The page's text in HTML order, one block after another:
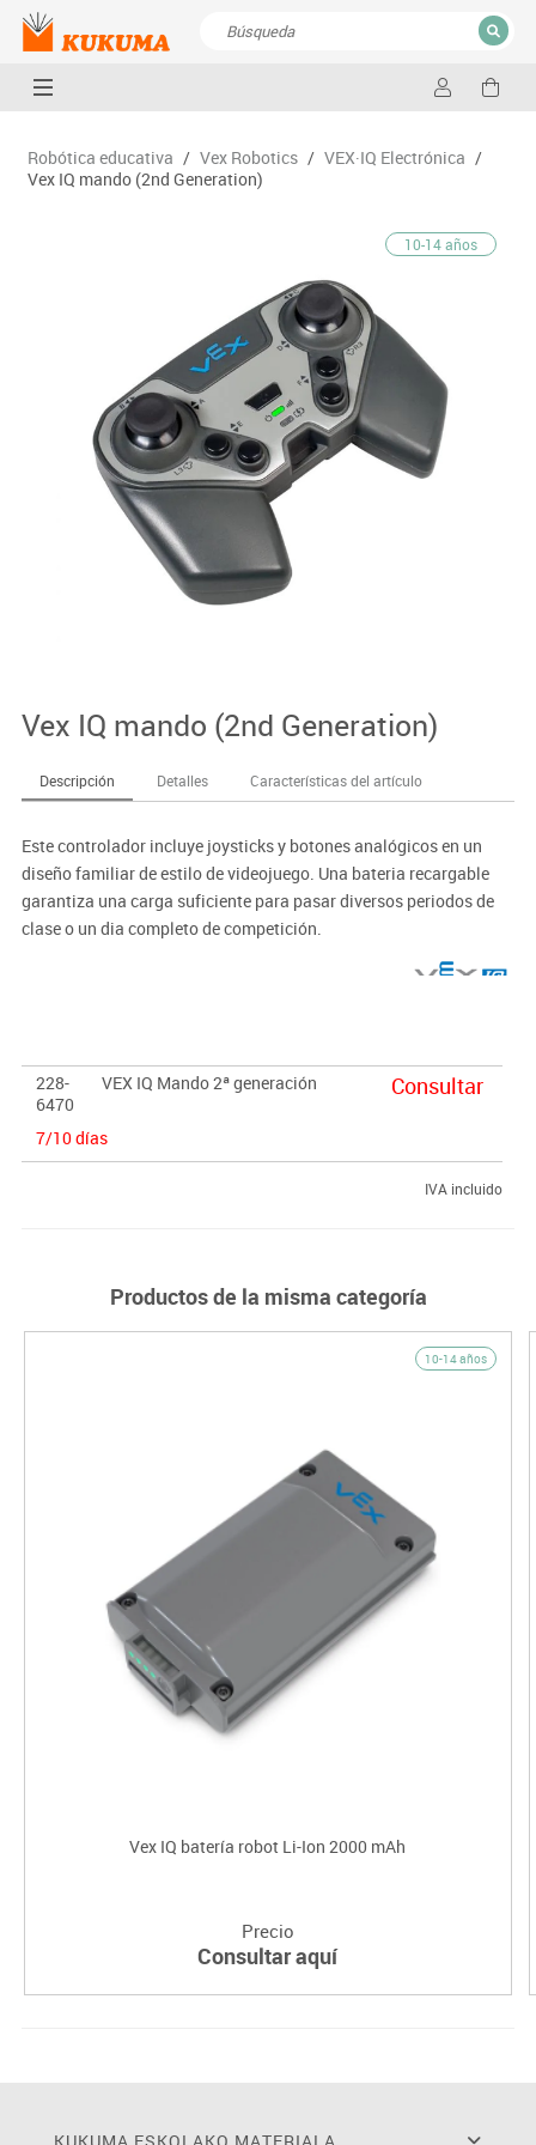
CERRAR
Robótica educativa / Vex Robotics / VEX·IQ Electrónica /
Vex IQ mando (2nd Generation)
10-14 años
Vex IQ mando (2nd Generation)
Descripción Detalles Características del artículo
Este controlador incluye joysticks y botones analógicos en un
diseño familiar de estilo de videojuego. Una bateria recargable
garantiza una carga suficiente para pasar diversos periodos de
clase o un dia completo de competición.
228-
6470
VEX IQ Mando 2ª generación
7/10 días
Consultar
IVA incluido
Productos de la misma categoría
10-14 años
Vex IQ batería robot Li-Ion 2000 mAh
Precio
Consultar aquí
KUKUMA ESKOLAKO MATERIALA